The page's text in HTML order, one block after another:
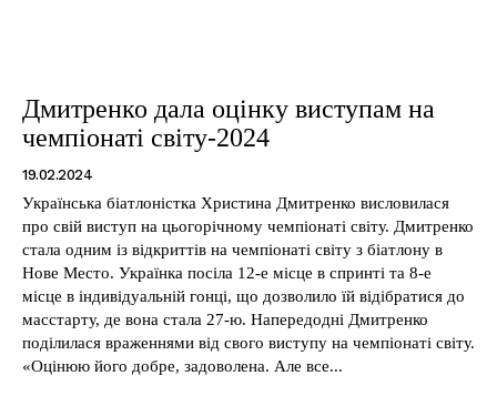
Дмитренко дала оцінку виступам на
чемпіонаті світу-2024
19.02.2024
Українська біатлоністка Христина Дмитренко висловилася
про свій виступ на цьогорічному чемпіонаті світу. Дмитренко
стала одним із відкриттів на чемпіонаті світу з біатлону в
Нове Место. Українка посіла 12-е місце в спринті та 8-е
місце в індивідуальній гонці, що дозволило їй відібратися до
масстарту, де вона стала 27-ю. Напередодні Дмитренко
поділилася враженнями від свого виступу на чемпіонаті світу.
«Оцінюю його добре, задоволена. Але все...